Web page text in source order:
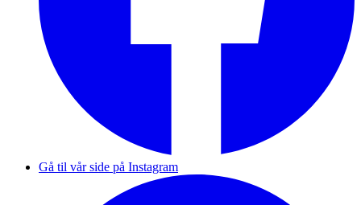
Gå til vår side på Instagram